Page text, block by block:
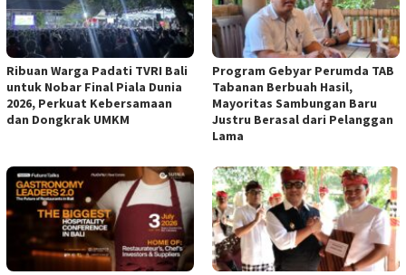
Ribuan Warga Padati TVRI Bali
untuk Nobar Final Piala Dunia
2026, Perkuat Kebersamaan
dan Dongkrak UMKM
Program Gebyar Perumda TAB
Tabanan Berbuah Hasil,
Mayoritas Sambungan Baru
Justru Berasal dari Pelanggan
Lama